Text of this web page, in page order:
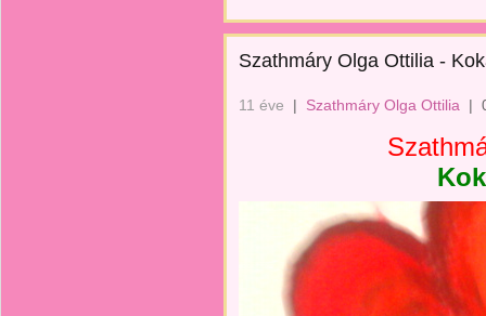
Szathmáry Olga Ottilia -
11 éve | Szathmáry Olga Ottilia |